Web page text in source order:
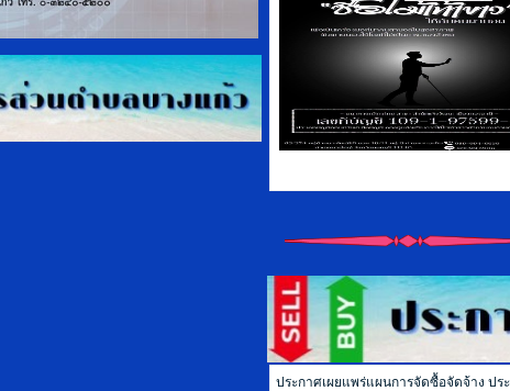
ประกาศเผยแพร่แผนการจัดซื้อจัดจ้าง ป